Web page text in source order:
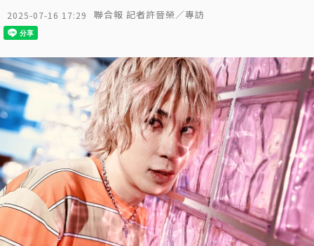
2025-07-16 17:29 聯合報 記者許晉榮／專訪